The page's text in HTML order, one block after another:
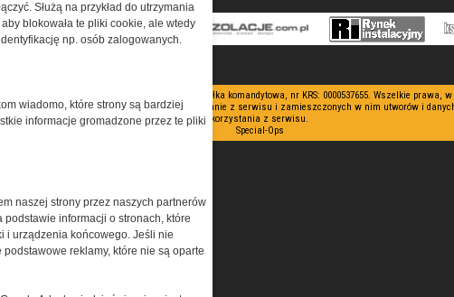
Spółka z ograniczoną odpowiedzialnością Spółka komandytowa, nr KRS: 0000537655. Wszelkie
artykułów zabronione. Korzystanie z serwisu i zamieszczonych w nim utworów i
korzystania z serwisu.
Special-Ops
Służą na przykład do utrzymania
blokowała te pliki cookie, ale wtedy
np. osób zalogowanych.
wiadomo, które strony są bardziej
informacje gromadzone przez te pliki
naszej strony przez naszych partnerów
informacji o stronach, które
i urządzenia końcowego. Jeśli nie
reklamy, które nie są oparte